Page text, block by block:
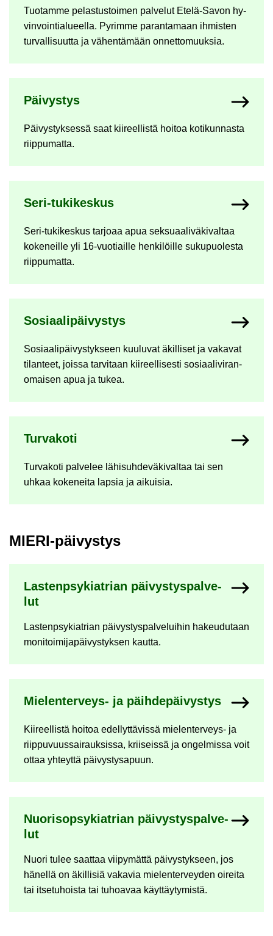
Tuo­tam­me pe­las­tus­toi­men pal­ve­lut Etelä-​Savon hy­
vin­voin­tia­lu­eel­la. Py­rim­me pa­ran­ta­maan ih­mis­ten
tur­val­li­suut­ta ja vä­hen­tä­mään on­net­to­muuk­sia.
Päi­vys­tys
Päi­vys­tyk­ses­sä saat kii­reel­lis­tä hoi­toa ko­ti­kun­nas­ta
riip­pu­mat­ta.
Seri-​tukikeskus
Seri-​tukikeskus tar­jo­aa apua sek­su­aa­li­vä­ki­val­taa
ko­ke­neil­le yli 16-​vuotiaille hen­ki­löil­le su­ku­puo­les­ta
riip­pu­mat­ta.
So­si­aa­li­päi­vys­tys
So­si­aa­li­päi­vys­tyk­seen kuu­lu­vat äkil­li­set ja va­ka­vat
ti­lan­teet, jois­sa tar­vi­taan kii­reel­li­ses­ti so­si­aa­li­vi­ran­
omai­sen apua ja tukea.
Tur­va­ko­ti
Tur­va­ko­ti pal­ve­lee lä­hi­suh­de­vä­ki­val­taa tai sen
uhkaa ko­ke­nei­ta lap­sia ja ai­kui­sia.
MIERI-​päivystys
Las­tenp­sy­kiat­rian päi­vys­tys­pal­ve­
lut
Las­tenp­sy­kiat­rian päi­vys­tys­pal­ve­lui­hin ha­keu­du­taan
mo­ni­toi­mi­ja­päi­vys­tyk­sen kaut­ta.
Mielenterveys-​ ja päih­de­päi­vys­tys
Kii­reel­lis­tä hoi­toa edel­lyt­tä­vis­sä mielenterveys-​ ja
riip­pu­vuus­sai­rauk­sis­sa, krii­seis­sä ja on­gel­mis­sa voit
ottaa yh­teyt­tä päi­vys­tys­a­puun.
Nuo­ri­sop­sy­kiat­rian päi­vys­tys­pal­ve­
lut
Nuori tulee saat­taa vii­py­mät­tä päi­vys­tyk­seen, jos
hä­nel­lä on äkil­li­siä va­ka­via mie­len­ter­vey­den oi­rei­ta
tai it­se­tu­hois­ta tai tu­hoa­vaa käyt­täy­ty­mis­tä.